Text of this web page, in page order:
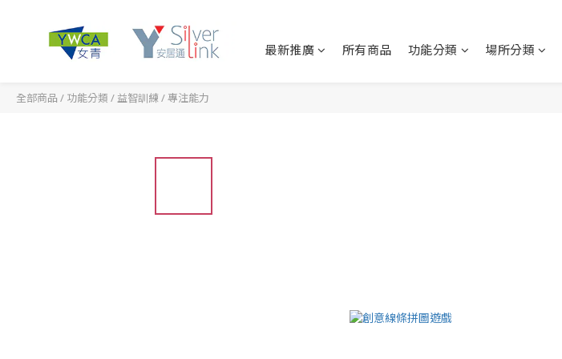
最新推廣 所有商品 功能分類 場所分類
全部商品 / 功能分類 /益智訓練 /專注能力